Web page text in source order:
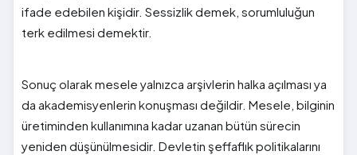
ifade edebilen kişidir. Sessizlik demek, sorumluluğun
terk edilmesi demektir.
Sonuç olarak mesele yalnızca arşivlerin halka açılması ya
da akademisyenlerin konuşması değildir. Mesele, bilginin
üretiminden kullanımına kadar uzanan bütün sürecin
yeniden düşünülmesidir. Devletin şeffaflık politikalarını